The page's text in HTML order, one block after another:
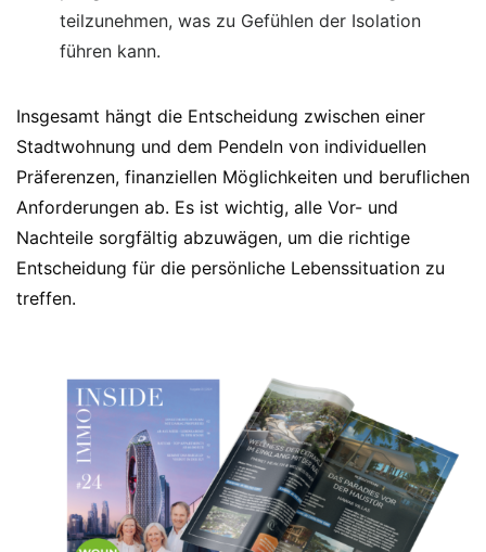
teilzunehmen, was zu Gefühlen der Isolation
führen kann.
Insgesamt hängt die Entscheidung zwischen einer
Stadtwohnung und dem Pendeln von individuellen
Präferenzen, finanziellen Möglichkeiten und beruflichen
Anforderungen ab. Es ist wichtig, alle Vor- und
Nachteile sorgfältig abzuwägen, um die richtige
Entscheidung für die persönliche Lebenssituation zu
treffen.